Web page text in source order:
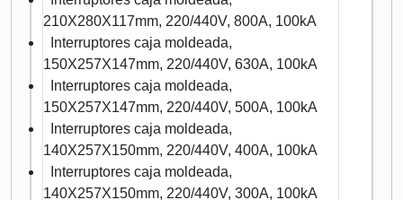
210X280X117mm, 220/440V, 800A, 100kA
Interruptores caja moldeada,
150X257X147mm, 220/440V, 630A, 100kA
Interruptores caja moldeada,
150X257X147mm, 220/440V, 500A, 100kA
Interruptores caja moldeada,
140X257X150mm, 220/440V, 400A, 100kA
Interruptores caja moldeada,
140X257X150mm, 220/440V, 300A, 100kA